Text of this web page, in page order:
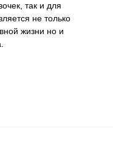
так и для
не только
жизни но и